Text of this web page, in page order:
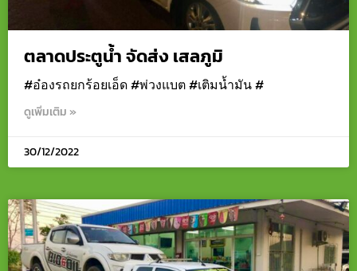
ตลาดประตูน้ำ จัดส่ง เสลภูมิ
#อ๋องรถยกร้อยเอ็ด #พ่วงแบต #เติมน้ำมัน #
ดูเพิ่มเติม »
30/12/2022